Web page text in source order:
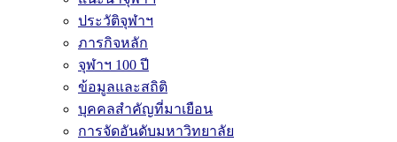
ประวัติจุฬาฯ
ภารกิจหลัก
จุฬาฯ 100 ปี
ข้อมูลและสถิติ
บุคคลสำคัญที่มาเยือน
การจัดอันดับมหาวิทยาลัย